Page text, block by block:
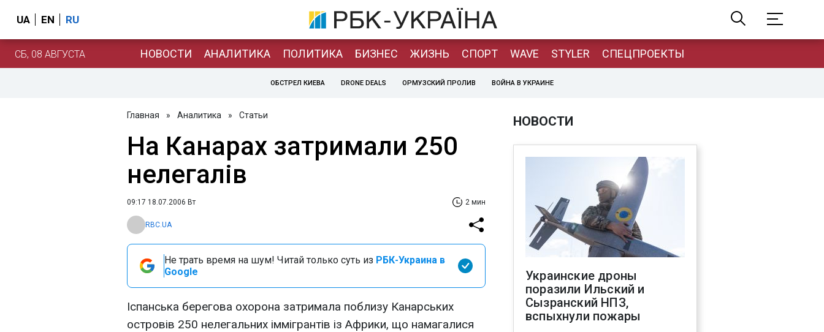
UA EN RU
СБ, 08 АВГУСТА НОВОСТИ АНАЛИТИКА ПОЛИТИКА БИЗНЕС ЖИЗНЬ СПОРТ WAVE STYLER СПЕЦПРОЕКТЫ
ОБСТРЕЛ КИЕВА DRONE DEALS ОРМУЗСКИЙ ПРОЛИВ ВОЙНА В УКРАИНЕ
Главная » Аналитика » Статьи
На Канарах затримали 250
нелегалів
09:17 18.07.2006 Вт 2 мин
RBC.UA
Не трать время на шум! Читай только суть из РБК-Украина в
Google
Іспанська берегова охорона затримала поблизу Канарських
островів 250 нелегальних іммігрантів із Африки, що намагалися
НОВОСТИ
Украинские дроны
поразили Ильский и
Сызранский НПЗ,
вспыхнули пожары